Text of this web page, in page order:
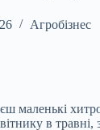
Агробізнес
маленькі
в